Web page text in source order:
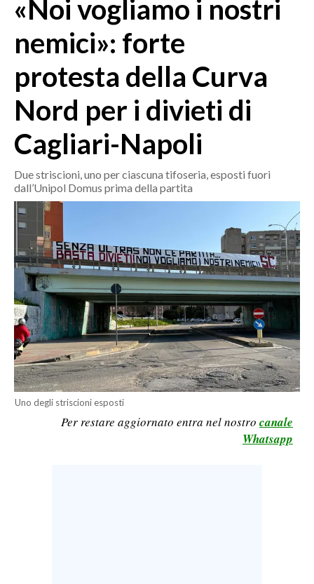
MEDIO CAMPIDANO
ORISTANO E PROVINCIA
SASSARI E PROVINCIA
NUORO E PROVINCIA
OGLIASTRA
AGENDA
ITALIA
MONDO
POLITICA
ECONOMIA
SERVIZI ALLE IMPRESE
LAVORO
BANDI
SPORT IN SARDEGNA
«Noi vogliamo i nostri
nemici»: forte
protesta della Curva
Nord per i divieti di
Cagliari-Napoli
Due striscioni, uno per ciascuna tifoseria, esposti fuori
dall’Unipol Domus prima della partita
Uno degli striscioni esposti
Per restare aggiornato entra nel nostro canale
Whatsapp